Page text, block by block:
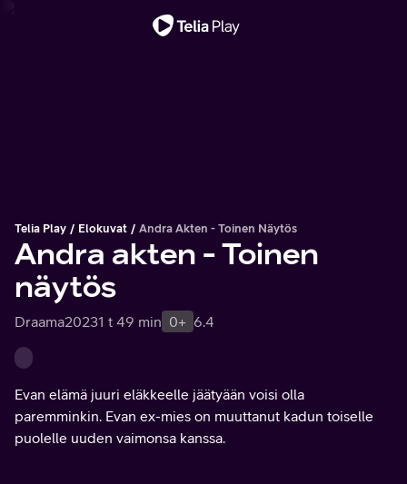
Telia Play Elokuvat Andra Akten - Toinen Näytös
Andra akten - Toinen
näytös
Draama20231 t 49 min 0+ 6.4
Evan elämä juuri eläkkeelle jäätyään voisi olla
paremminkin. Evan ex-mies on muuttanut kadun toiselle
puolelle uuden vaimonsa kanssa.